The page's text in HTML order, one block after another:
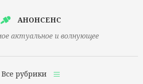
АНОНСЕНС
актуальное и волнующее
Все рубрики